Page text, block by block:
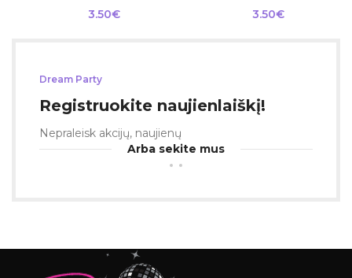
3.50€
3.50€
Dream Party
Registruokite naujienlaiškį!
Nepraleisk akcijų, naujienų
Arba sekite mus